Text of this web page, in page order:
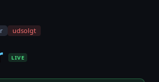
udsolgt
LIVE